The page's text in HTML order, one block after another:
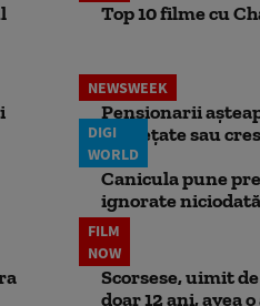
Top 10 filme cu
NEWSWEEK
Pensionarii
înghețate sau
DIGI
WORLD
Canicula pune
ignorate
FILM
NOW
Scorsese, uimit
doar 12 ani, avea